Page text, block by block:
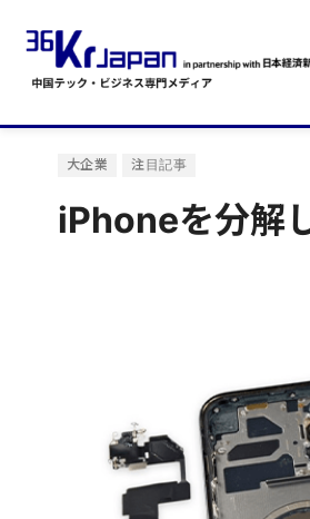
大企業 注目記事
iPhoneを分解